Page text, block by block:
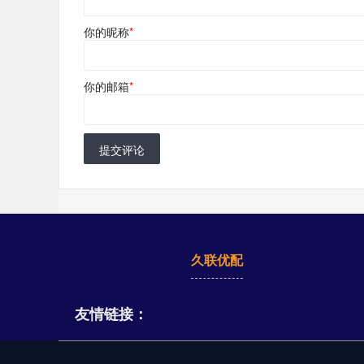
你的昵称*
你的邮箱*
提交评论
久联优配
友情链接：